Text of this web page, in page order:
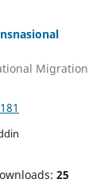
Migration
25